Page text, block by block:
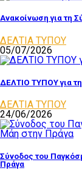
Ανακοίνωση για τη
ΔΕΛΤΙΑ ΤΥΠΟΥ
05/07/2026
ΔΕΛΤΙΟ ΤΥΠΟΥ για
ΔΕΛΤΙΑ ΤΥΠΟΥ
24/06/2026
Σύνοδος του
Πράγα